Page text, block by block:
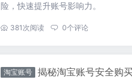
险，快速提升账号影响力。
... 381 次阅读 0个评论
淘宝账号 揭秘淘宝账号安全购